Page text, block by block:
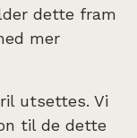
dette fram
mer
utsettes. Vi
til de dette